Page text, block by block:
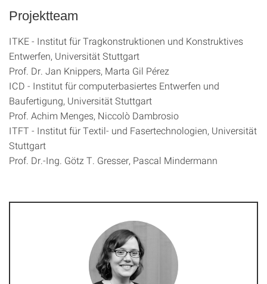
Projektteam
ITKE - Institut für Tragkonstruktionen und Konstruktives
Entwerfen, Universität Stuttgart
Prof. Dr. Jan Knippers, Marta Gil Pérez
ICD - Institut für computerbasiertes Entwerfen und
Baufertigung, Universität Stuttgart
Prof. Achim Menges, Niccolò Dambrosio
ITFT - Institut für Textil- und Fasertechnologien, Universität
Stuttgart
Prof. Dr.-Ing. Götz T. Gresser, Pascal Mindermann